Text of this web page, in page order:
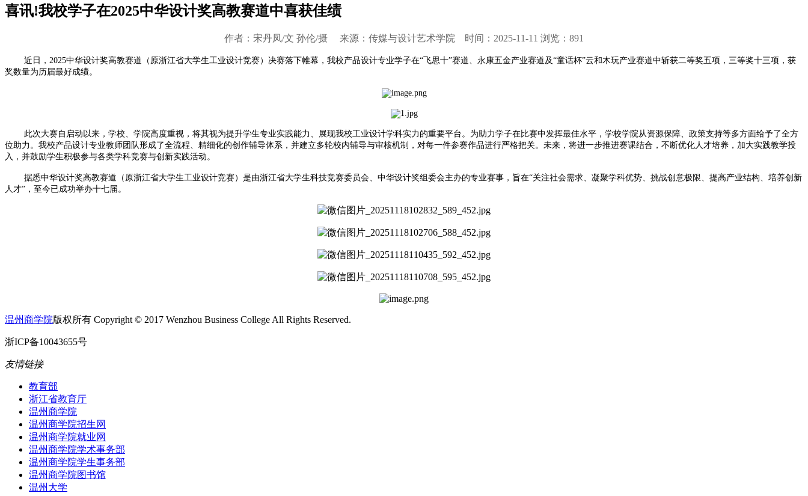
喜讯!我校学子在2025中华设计奖高教赛道中喜获佳绩
作者：宋丹凤/文 孙伦/摄 来源：传媒与设计艺术学院 时间：2025-11-11 浏览： 891
近日，2025中华设计奖高教赛道（原浙江省大学生工业设计竞赛）决赛落下帷幕，我校产品设计专业学子在“飞思十”赛道、永康五金产业赛道及“童话杯”云和木玩产业赛道中斩获二等奖五项，三等奖十三项，获
奖数量为历届最好成绩。
此次大赛自启动以来，学校、学院高度重视，将其视为提升学生专业实践能力、展现我校工业设计学科实力的重要平台。为助力学子在比赛中发挥最佳水平，学校学院从资源保障、政策支持等多方面给予了全方
位助力。我校产品设计专业教师团队形成了全流程、精细化的创作辅导体系，并建立多轮校内辅导与审核机制，对每一件参赛作品进行严格把关。未来，将进一步推进赛课结合，不断优化人才培养，加大实践教学投
入，并鼓励学生积极参与各类学科竞赛与创新实践活动。
据悉中华设计奖高教赛道（原浙江省大学生工业设计竞赛）是由浙江省大学生科技竞赛委员会、中华设计奖组委会主办的专业赛事，旨在“关注社会需求、凝聚学科优势、挑战创意极限、提高产业结构、培养创新
人才”，至今已成功举办十七届。
温州商学院版权所有 Copyright © 2017 Wenzhou Business College All Rights Reserved.
浙ICP备10043655号
友情链接
教育部
浙江省教育厅
温州商学院
温州商学院招生网
温州商学院就业网
温州商学院学术事务部
温州商学院学生事务部
温州商学院图书馆
温州大学